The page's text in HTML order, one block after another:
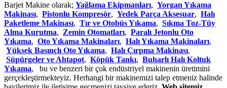
Barjet Makine olarak; Yağlama Ekipmanları, Yorgan Yıkama
Makinası, Pistonlu Kompresör, Yedek Parça Aksesuar, Halı
Paketleme Makinası, Tır ve Otobüs Yıkama, Sıkma Toz-Tüy
Alma Kurutma, Zemin Otomatları, Paralı Jetonlu Oto
Yıkama, Oto Yıkama Makinaları, Halı Yıkama Makinaları,
Yüksek Basınçlı Oto Yıkama, Halı Çırpma Makinası,
Süpürgeler ve Ahtapot, Köpük Tankı, Buharlı Halı Koltuk
Yıkama, bu ve benzeri bir çok endüstriyel makinenin üretimini
gerçekleştirmekteyiz. Herhangi bir makinemizi talep etmeniz halinde